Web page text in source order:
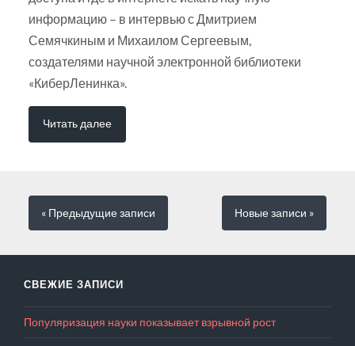
информацию – в интервью с Дмитрием
Семячкиным и Михаилом Сергеевым,
создателями научной электронной библиотеки
«КиберЛенинка».
Читать далее
« Предыдущиезаписи Новыезаписи »
СВЕЖИЕ ЗАПИСИ
Популяризация науки показывает взрывной рост